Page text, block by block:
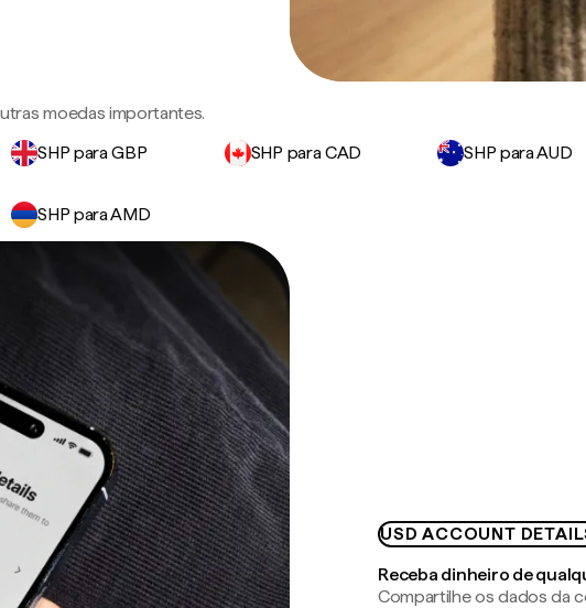
moedas importantes.
SHP para GBP SHP para CAD SHP para AUD
SHP para AMD
USD ACCOUNT
Receba dinheiro de
Compartilhe os dados da